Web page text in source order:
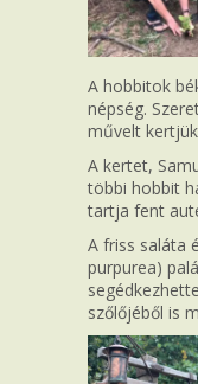
A hobbitok
népség.
művelt
A kertet,
többi hobbit
tartja fent
A friss saláta
purpurea)
szőlőjéből is